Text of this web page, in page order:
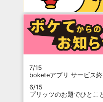
7/15
boketeアプリ サービス
6/15
プリッツのお題でひとこ